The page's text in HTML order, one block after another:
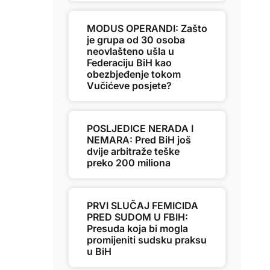
MODUS OPERANDI: Zašto
je grupa od 30 osoba
neovlašteno ušla u
Federaciju BiH kao
obezbjeđenje tokom
Vučićeve posjete?
POSLJEDICE NERADA I
NEMARA: Pred BiH još
dvije arbitraže teške
preko 200 miliona
PRVI SLUČAJ FEMICIDA
PRED SUDOM U FBIH:
Presuda koja bi mogla
promijeniti sudsku praksu
u BiH